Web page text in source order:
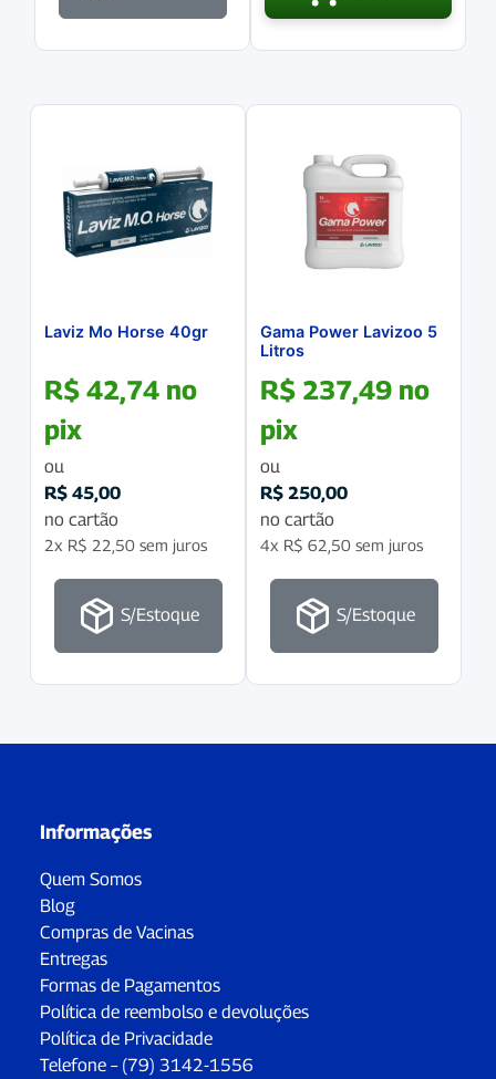
Laviz Mo Horse 40gr
R$ 42,74 no
pix
ou
R$ 45,00
no cartão
2x R$ 22,50 sem juros
S/Estoque
Gama Power Lavizoo 5
Litros
R$ 237,49 no
pix
ou
R$ 250,00
no cartão
4x R$ 62,50 sem juros
S/Estoque
Informações
Quem Somos
Blog
Compras de Vacinas
Entregas
Formas de Pagamentos
Política de reembolso e devoluções
Política de Privacidade
Telefone – (79) 3142-1556